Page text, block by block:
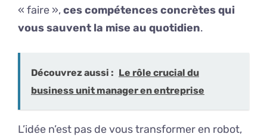
« faire »,ces compétences concrètes qui
vous sauvent la mise au quotidien.
Découvrez aussi : Le rôle crucial du
business unit manager en entreprise
L’idée n’est pas de vous transformer en robot,